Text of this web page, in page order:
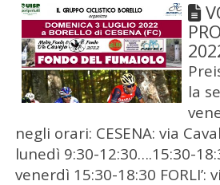
la
negli orari: CESENA: via
lunedì 9:30-12:30….15:30-
venerdì 15:30-18:30 FORLI’: